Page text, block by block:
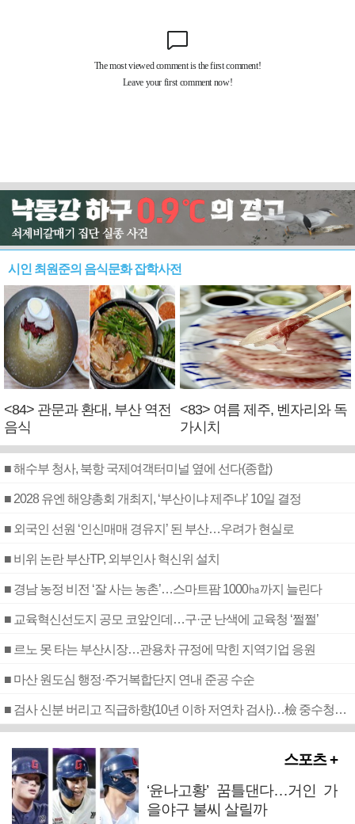
시인 최원준의 음식문화 잡학사전
<84> 관문과 환대, 부산 역전
음식
<83> 여름 제주, 벤자리와 독
가시치
■ 해수부 청사, 북항 국제여객터미널 옆에 선다(종합)
■ 2028 유엔 해양총회 개최지, ‘부산이냐 제주냐’ 10일 결정
■ 외국인 선원 ‘인신매매 경유지’ 된 부산…우려가 현실로
■ 비위 논란 부산TP, 외부인사 혁신위 설치
■ 경남 농정 비전 ‘잘 사는 농촌’…스마트팜 1000㏊까지 늘린다
■ 교육혁신선도지 공모 코앞인데…구·군 난색에 교육청 ‘쩔쩔’
■ 르노 못 타는 부산시장…관용차 규정에 막힌 지역기업 응원
■ 마산 원도심 행정·주거복합단지 연내 준공 수순
■ 검사 신분 버리고 직급하향(10년 이하 저연차 검사)…檢 중수청행 기피
스포츠 +
‘윤나고황’ 꿈틀댄다…거인 가
을야구 불씨 살릴까